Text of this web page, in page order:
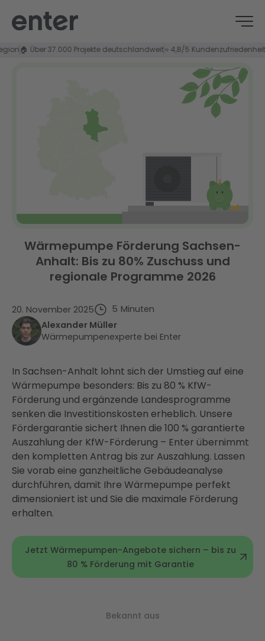
🏠 Über 37.000 Projekte deutschlandweit⭐ 4,8/5 Kundenzufriedenheit
Wärmepumpe Förderung Sachsen-
Anhalt: Bis zu 80% Zuschuss und
regionale Programme 2026
20. November 2025 5 Minuten
Alexander Müller
Wärmepumpenexperte bei Enter
In Sachsen-Anhalt lohnt sich der Umstieg auf eine
Wärmepumpe besonders: Bis zu 80 % KfW-
Förderung und ergänzende Landesprogramme
senken die Investitionskosten erheblich. Unsere
Fördergarantie sichert Ihnen die 100 % garantierte
Auszahlung der KfW-Förderung – Enter übernimmt
den kompletten Antrag bis zur Auszahlung. Lassen
Sie vorab eine ganzheitliche Gebäudeanalyse
durchführen, damit Ihre Wärmepumpe perfekt
dimensioniert ist und Sie die maximale Förderung
erhalten.
Jetzt Wärmepumpen-Angebote sichern – bis zu
80 % Förderung mit Garantie
Bekannt aus